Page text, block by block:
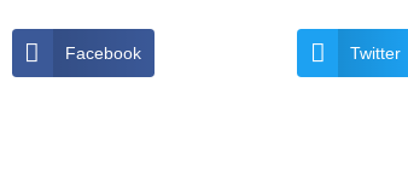
Facebook Twitter